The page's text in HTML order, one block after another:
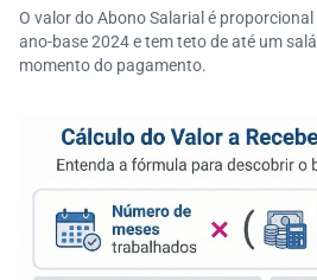
O valor do Abono Salarial é
ano-base 2024 e tem teto de até um
momento do pagamento.